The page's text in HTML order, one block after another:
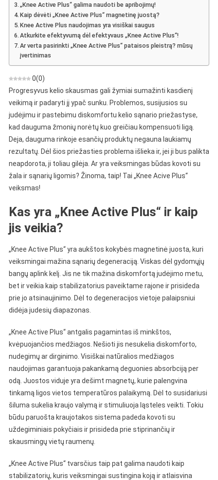
Kelio
„Knee Active Plus“ galima naudoti be apribojimų!
Kaip dėvėti „Knee Active Plus“ magnetinę juostą?
Knee Active Plus naudojimas yra visiškai saugus
Atkurkite efektyvumą dėl efektyvaus „Knee Active Plus“!
Ar verta pasirinkti „Knee Active Plus“ pataisos pleistrą? mūsų
įvertinimas
0(0)
Progresyvus kelio skausmas gali žymiai sumažinti kasdienį
veikimą ir padaryti jį ypač sunku. Problemos, susijusios su
judėjimu ir pastebimu diskomfortu kelio sąnario priežastyse,
kad dauguma žmonių norėtų kuo greičiau kompensuoti ligą.
Deja, dauguma rinkoje esančių produktų negauna laukiamų
rezultatų. Dėl šios priežasties problema išlieka ir, jei ji bus palikta
neapdorota, ji toliau gilėja. Ar yra veiksmingas būdas kovoti su
žala ir sąnarių ligomis? Žinoma, taip! Tai „Knee Acive Plus“
veiksmas!
Kas yra „Knee Active Plus“ ir kaip
jis veikia?
„Knee Active Plus“ yra aukštos kokybės magnetinė juosta, kuri
veiksmingai mažina sąnarių degeneraciją. Viskas dėl gydomųjų
bangų aplink kelį. Jis ne tik mažina diskomfortą judėjimo metu,
bet ir veikia kaip stabilizatorius paveiktame rajone ir prisideda
prie jo atsinaujinimo. Dėl to degeneracijos vietoje palaipsniui
didėja judesių diapazonas.
„Knee Active Plus“ antgalis pagamintas iš minkštos,
kvėpuojančios medžiagos. Nešioti jis nesukelia diskomforto,
nudegimų ar dirginimo. Visiškai natūralios medžiagos
naudojimas garantuoja pakankamą deguonies absorbciją per
odą. Juostos viduje yra dešimt magnetų, kurie palengvina
tinkamą ligos vietos temperatūros palaikymą. Dėl to susidariusi
šiluma sukelia kraujo valymą ir stimuliuoja ląsteles veikti. Tokiu
būdu paruošta kraujotakos sistema padeda kovoti su
uždegiminiais pokyčiais ir prisideda prie stiprinančių ir
skausmingų vietų raumenų.
„Knee Active Plus“ tvarsčius taip pat galima naudoti kaip
stabilizatorių, kuris veiksmingai sustingina koją ir atlaisvina